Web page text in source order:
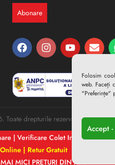
Folosim
web. Faceți
"Preferințe"
Accept
drepturile rezervate
| Verificare Colet Inclusă
| Retur Gratuit
MICI PREȚURI DIN AN!